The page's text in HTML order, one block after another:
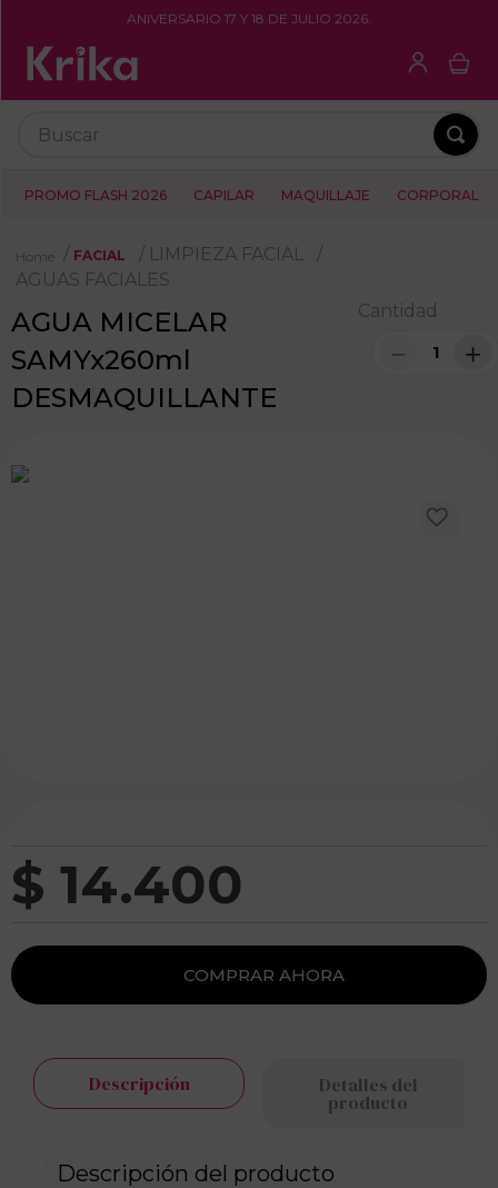
ANIVERSARIO 17 Y 18 DE JULIO 2026.
PROMO FLASH 2026 CAPILAR MAQUILLAJE CORPORAL
FACIAL
LIMPIEZA FACIAL
AGUAS FACIALES
AGUA MICELAR
SAMYx260ml
DESMAQUILLANTE
Cantidad
＋
－
$ 14.400
Descripción Detalles del
producto
Descripción del producto